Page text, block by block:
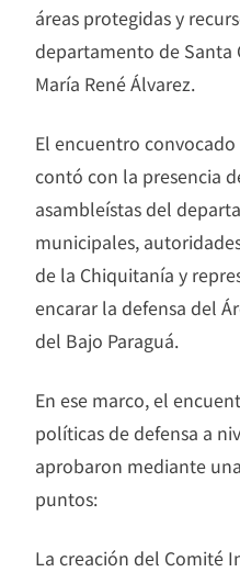
áreas protegidas y
departamento de
María René Álvarez.
El encuentro
contó con la presencia
asambleístas del
municipales,
de la Chiquitanía y
encarar la defensa del
del Bajo Paraguá.
En ese marco, el
políticas de defensa a
aprobaron mediante
puntos:
La creación del Comité